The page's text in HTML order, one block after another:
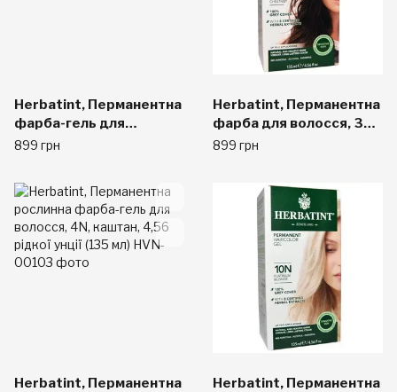
Herbatint, Перманентна
фарба-гель для
волосся, 2N,
унції (135 мл)
899 грн
Herbatint, Перманентна
фарба для волосся, 3N,
темний каштан, 4,56
899 грн
Herbatint, Перманентна
Herbatint, Перманентна